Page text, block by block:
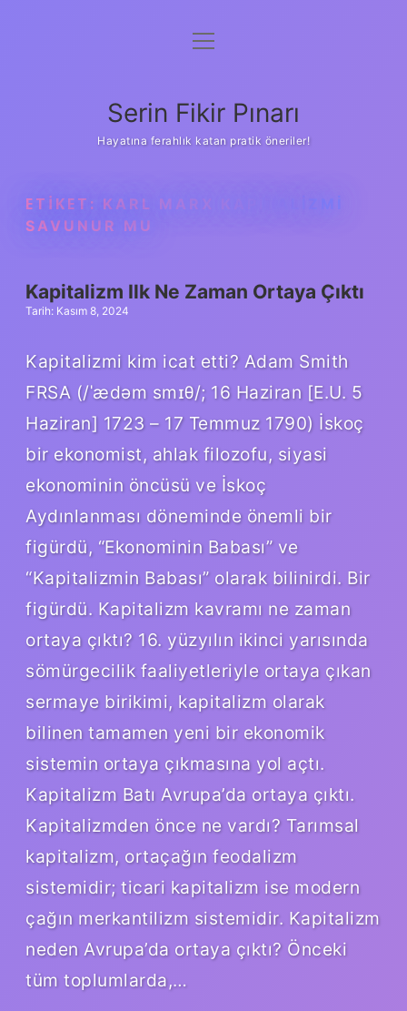
Gizlilik Politikası
Yasal Uyarı
menüyü
Serin Fikir Pınarı
Hayatına ferahlık katan pratik öneriler!
ETIKET: KARL MARX KAPITALIZMI
SAVUNUR MU
Kapitalizm Ilk Ne Zaman Ortaya Çıktı
Tarih: Kasım 8, 2024
Kapitalizmi kim icat etti? Adam Smith
FRSA (/ˈædəm smɪθ/; 16 Haziran [E.U. 5
Haziran] 1723 – 17 Temmuz 1790) İskoç
bir ekonomist, ahlak filozofu, siyasi
ekonominin öncüsü ve İskoç
Aydınlanması döneminde önemli bir
figürdü, “Ekonominin Babası” ve
“Kapitalizmin Babası” olarak bilinirdi. Bir
figürdü. Kapitalizm kavramı ne zaman
ortaya çıktı? 16. yüzyılın ikinci yarısında
sömürgecilik faaliyetleriyle ortaya çıkan
sermaye birikimi, kapitalizm olarak
bilinen tamamen yeni bir ekonomik
sistemin ortaya çıkmasına yol açtı.
Kapitalizm Batı Avrupa’da ortaya çıktı.
Kapitalizmden önce ne vardı? Tarımsal
kapitalizm, ortaçağın feodalizm
sistemidir; ticari kapitalizm ise modern
çağın merkantilizm sistemidir. Kapitalizm
neden Avrupa’da ortaya çıktı? Önceki
tüm toplumlarda,…